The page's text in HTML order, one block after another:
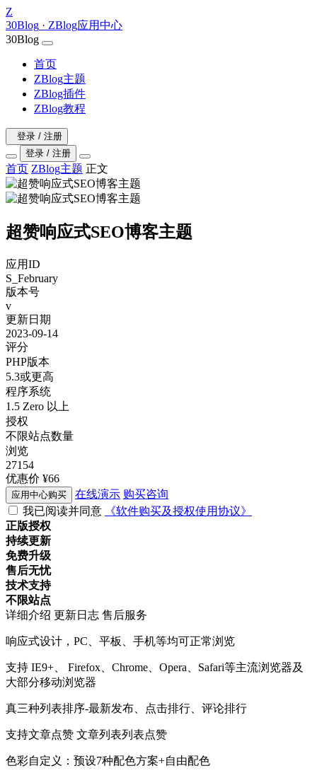
Z
30Blog · ZBlog应用中心
30Blog
首页
ZBlog主题
ZBlog插件
ZBlog教程
登录 / 注册
登录 / 注册
首页 ZBlog主题 正文
超赞响应式SEO博客主题
应用ID
S_February
版本号
v
更新日期
2023-09-14
评分
PHP版本
5.3或更高
程序系统
1.5 Zero 以上
授权
不限站点数量
浏览
27154
优惠价 ¥66
应用中心购买 在线演示 购买咨询
我已阅读并同意
《软件购买及授权使用协议》
正版授权
持续更新
免费升级
售后无忧
技术支持
不限站点
详细介绍 更新日志 售后服务
响应式设计，PC、平板、手机等均可正常浏览
支持 IE9+、 Firefox、Chrome、Opera、Safari等主流浏览器及
大部分移动浏览器
真三种列表排序-最新发布、点击排行、评论排行
支持文章点赞 文章列表列表点赞
色彩自定义：预设7种配色方案+自由配色